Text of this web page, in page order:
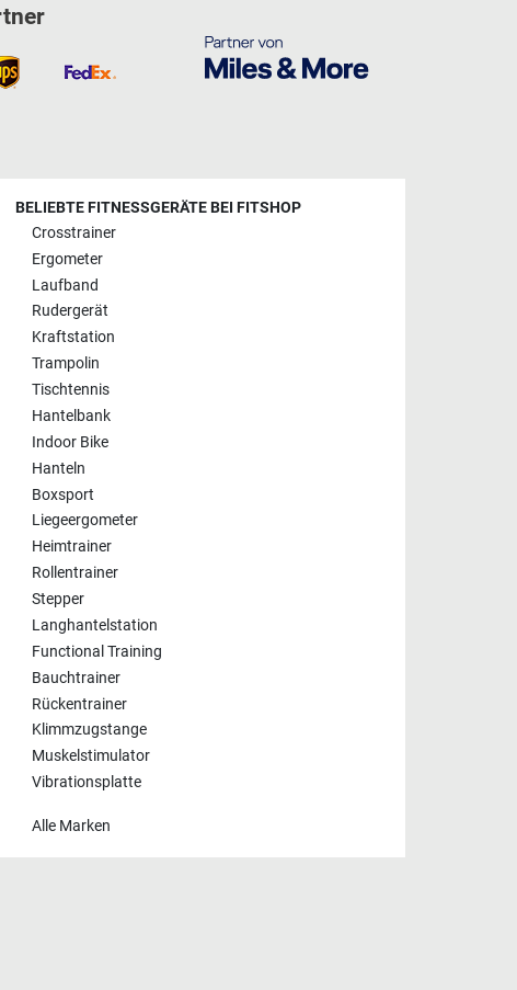
BELIEBTE FITNESSGERÄTE BEI FITSHOP
Crosstrainer
Ergometer
Laufband
Rudergerät
Kraftstation
Trampolin
Tischtennis
Hantelbank
Indoor Bike
Hanteln
Boxsport
Liegeergometer
Heimtrainer
Rollentrainer
Stepper
Langhantelstation
Functional Training
Bauchtrainer
Rückentrainer
Klimmzugstange
Muskelstimulator
Vibrationsplatte
Alle Marken